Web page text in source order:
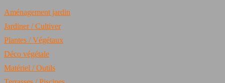
Aménagement jardin
Jardiner / Cultiver
Plantes / Végétaux
Déco végétale
Matériel / Outils